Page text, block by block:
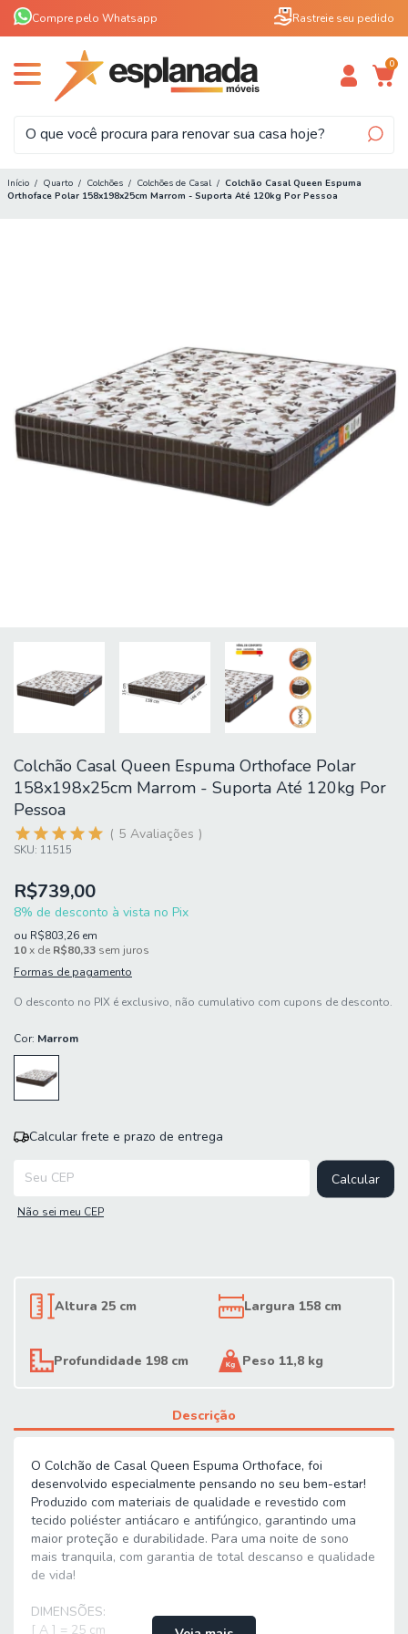
Compre pelo Whatsapp Rastreie seu pedido
0
Início / Quarto / Colchões / Colchões de Casal / Colchão Casal Queen Espuma
Orthoface Polar 158x198x25cm Marrom - Suporta Até 120kg Por Pessoa
Colchão Casal Queen Espuma Orthoface Polar
158x198x25cm Marrom - Suporta Até 120kg Por
Pessoa
5 Avaliações
SKU: 11515
R$739,00
8% de desconto à vista no Pix
ou R$803,26 em
10x de R$80,33 sem juros
Formas de pagamento
O desconto no PIX é exclusivo, não cumulativo com cupons de desconto.
Cor: Marrom
Calcular frete e prazo de entrega
Calcular
Não sei meu CEP
Altura 25 cm Largura 158 cm
Profundidade 198 cm Peso 11,8 kg
Descrição
O Colchão de Casal Queen Espuma Orthoface, foi
desenvolvido especialmente pensando no seu bem-estar!
Produzido com materiais de qualidade e revestido com
tecido poliéster antiácaro e antifúngico, garantindo uma
maior proteção e durabilidade. Para uma noite de sono
mais tranquila, com garantia de total descanso e qualidade
de vida!
DIMENSÕES:
[ A ] = 25 cm